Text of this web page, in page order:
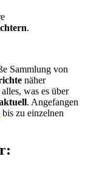
.
Sammlung von
näher
was es über
. Angefangen
bis zu einzelnen